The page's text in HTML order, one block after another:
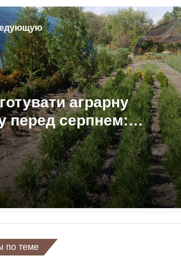
аграрну
перед серпнем:
врожаю та
по теме